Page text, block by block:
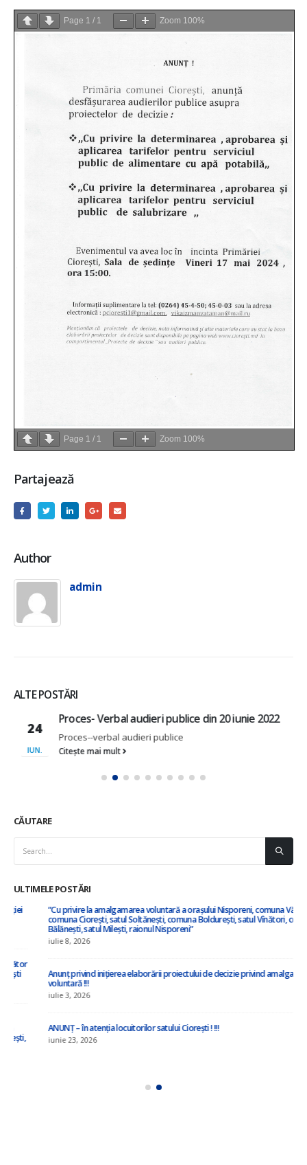
Page 1 / 1 Zoom 100%
Page 1 / 1 Zoom 100%
Partajează
Author
admin
ALTE POSTĂRI
24
IUN.
Proces- Verbal audieri publice din 20 iunie 2022
Proces--verbal audieri publice
Citește mai mult
CĂUTARE
ULTIMELE POSTĂRI
”Cu privire la amalgamarea voluntară a orașului Nisporeni, comuna Vărzărești,
comuna Ciorești, satul Soltănești, comuna Boldurești, satul Vînători, comuna
Bălănești, satul Milești, raionul Nisporeni”
iulie 8, 2026
Anunț privind inițierea elaborării proiectului de decizie privind amalgamarea
voluntară !!!
iulie 3, 2026
ANUNȚ – în atenția locuitorilor satului Ciorești ! !!!
iunie 23, 2026